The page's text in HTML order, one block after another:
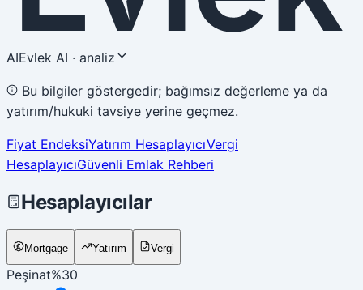
AIEvlek AI · analiz
Bu bilgiler göstergedir; bağımsız değerleme ya da
yatırım/hukuki tavsiye yerine geçmez.
Fiyat EndeksiYatırım HesaplayıcıVergi
HesaplayıcıGüvenli Emlak Rehberi
Hesaplayıcılar
Mortgage Yatırım Vergi
Peşinat%30